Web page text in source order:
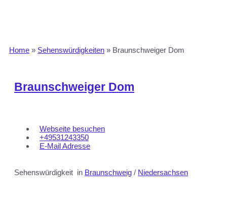
Home » Sehenswürdigkeiten » Braunschweiger Dom
Braunschweiger Dom
Webseite besuchen
+49531243350
E-Mail Adresse
Sehenswürdigkeit in Braunschweig / Niedersachsen